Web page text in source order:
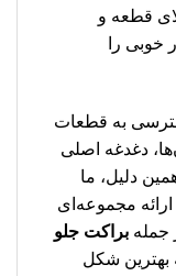
قطعه و
خوبی را
به قطعات
دغدغه اصلی
دلیل، ما
ارائه مجموعه‌ای
براکت جلو
بهترین شکل